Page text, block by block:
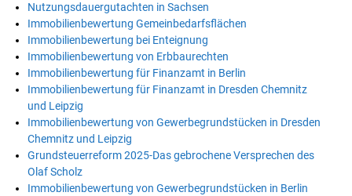
Nutzungsdauergutachten in Sachsen
Immobilienbewertung Gemeinbedarfsflächen
Immobilienbewertung bei Enteignung
Immobilienbewertung von Erbbaurechten
Immobilienbewertung für Finanzamt in Berlin
Immobilienbewertung für Finanzamt in Dresden Chemnitz
und Leipzig
Immobilienbewertung von Gewerbegrundstücken in Dresden
Chemnitz und Leipzig
Grundsteuerreform 2025-Das gebrochene Versprechen des
Olaf Scholz
Immobilienbewertung von Gewerbegrundstücken in Berlin